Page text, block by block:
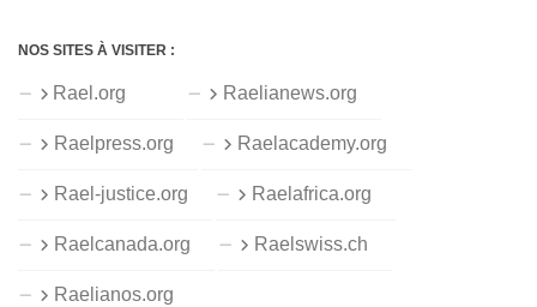
NOS SITES À VISITER :
Rael.org Raelianews.org
Raelpress.org Raelacademy.org
Rael-justice.org Raelafrica.org
Raelcanada.org Raelswiss.ch
Raelianos.org